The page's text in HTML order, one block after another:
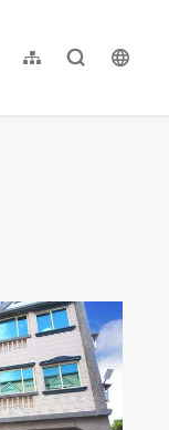
网站导览全文检索
繁體中文